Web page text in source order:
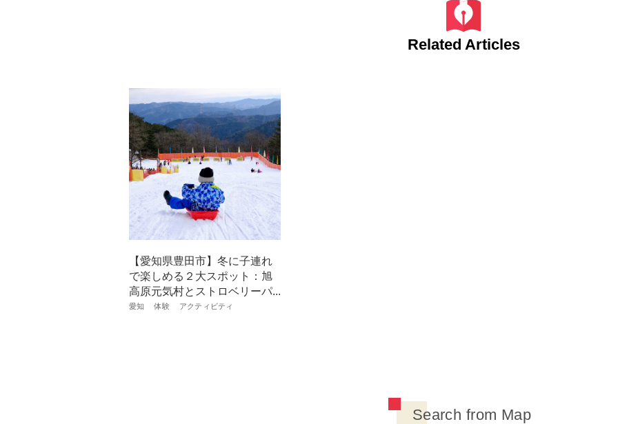
Related Articles
【愛知県豊田市】冬に子連れ
で楽しめる２大スポット：旭
高原元気村とストロベリーパ...
愛知 体験 アクティビティ
Search from Map